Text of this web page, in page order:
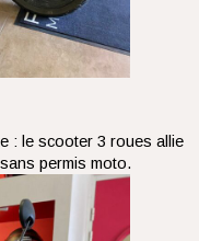
: le scooter 3 roues allie
permis moto.